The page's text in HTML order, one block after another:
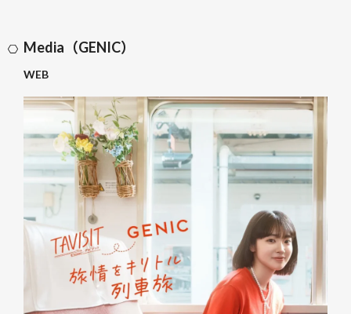
Media（GENIC）
WEB